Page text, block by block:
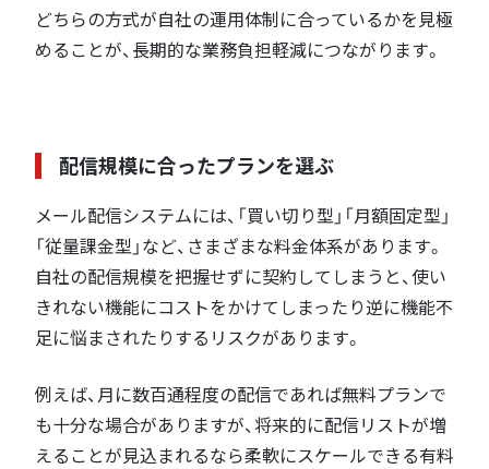
どちらの方式が自社の運用体制に合っているかを見極
めることが、長期的な業務負担軽減につながります。
配信規模に合ったプランを選ぶ
メール配信システムには、「買い切り型」「月額固定型」
「従量課金型」など、さまざまな料金体系があります。
自社の配信規模を把握せずに契約してしまうと、使い
きれない機能にコストをかけてしまったり逆に機能不
足に悩まされたりするリスクがあります。
例えば、月に数百通程度の配信であれば無料プランで
も十分な場合がありますが、将来的に配信リストが増
えることが見込まれるなら柔軟にスケールできる有料